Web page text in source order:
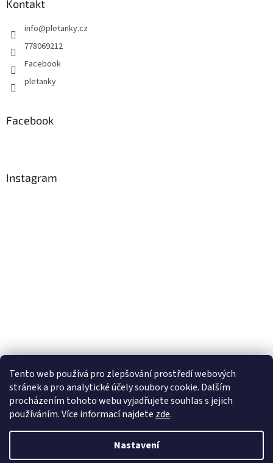
Tento web používá pro zlepšování prostředí webových
stránek a pro analytické účelysoubory cookie. Dalším
procházením tohoto webu vyjadřujete souhlas s jejich
používáním. Více informacínajdete zde.
Nastavení
Kontakt
info@pletanky.cz
778069212
Facebook
pletanky
Facebook
Instagram
Sledovat na Instagramu